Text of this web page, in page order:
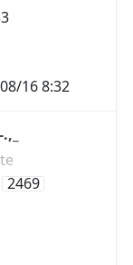
16 8:32
2469